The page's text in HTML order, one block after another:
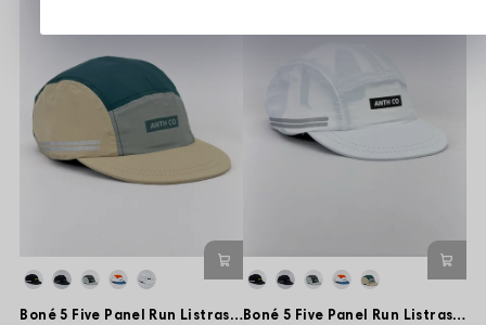
Boné 5 Five Panel Run Listras Refletivas - Bege/Cinza/Verde - Aba Curta e Flexível Boné 5 Five Panel Run Listras Refletivas - Branco - Aba Curta e Flexível